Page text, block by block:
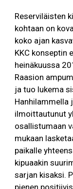
Reserviläisten
kohtaan on
koko ajan
KKC konseptin
heinäkuussa
Raasion
ja tuo lukema
Hanhilammella
ilmoittautunut
osallistumaan
mukaan
paikalle
kipuaakin
sarjan kisaksi.
pienen